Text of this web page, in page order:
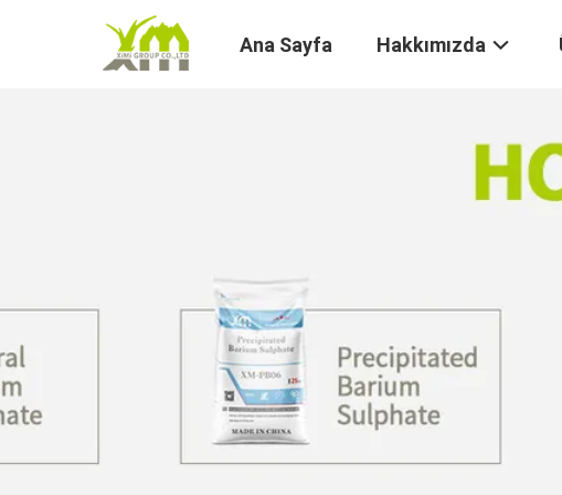
Ana Sayfa Hakkımızda